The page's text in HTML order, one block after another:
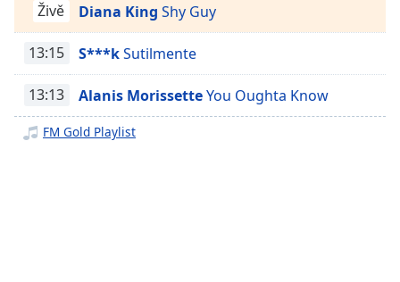
Chapters
Descriptions
descriptions
selected
Živě Diana King Shy Guy
13:15 S***kSutilmente
13:13 Alanis MorissetteYou Oughta Know
FM Gold Playlist